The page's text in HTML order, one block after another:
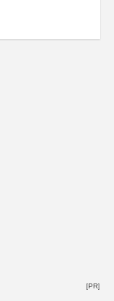
[PR]